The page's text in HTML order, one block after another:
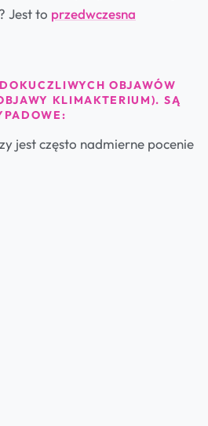
Jest to przedwczesna
OBJAWÓW
KLIMAKTERIUM). SĄ
jest często nadmierne pocenie